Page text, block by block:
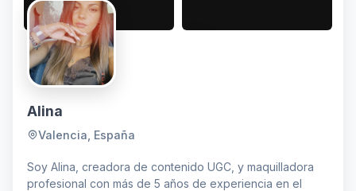
Alina
Valencia, España
Soy Alina, creadora de contenido UGC, y maquilladora
profesional con más de 5 años de experiencia en el